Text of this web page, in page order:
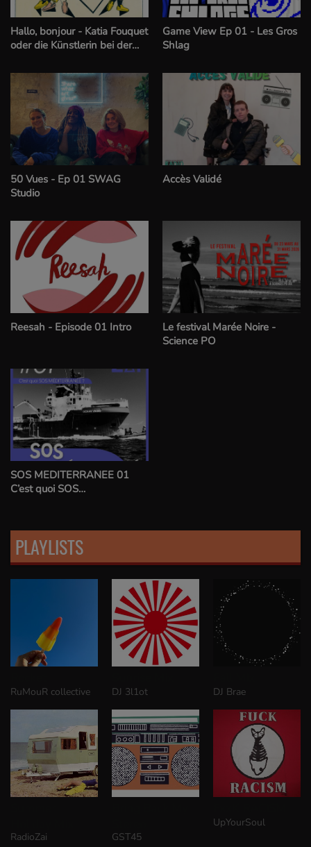
Hallo, bonjour - Katia Fouquet
oder die Künstlerin bei der
Game View Ep 01 - Les Gros
Shlag
50 Vues - Ep 01 SWAG
Studio
Accès Validé
Reesah - Episode 01 Intro
Le festival Marée Noire -
Science PO
SOS MEDITERRANEE 01
C’est quoi SOS
PLAYLISTS
RuMouR collective DJ 3l1ot DJ Brae
RadioZai GST45
UpYourSoul